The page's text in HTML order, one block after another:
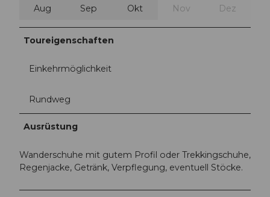
Aug Sep Okt Nov Dez
Toureigenschaften
Einkehrmöglichkeit
Rundweg
Ausrüstung
Wanderschuhe mit gutem Profil oder Trekkingschuhe,
Regenjacke, Getränk, Verpflegung, eventuell Stöcke.